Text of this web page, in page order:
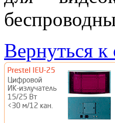
Вернуться к